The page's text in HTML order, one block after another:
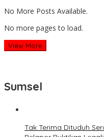
No More Posts Available.
No more pages to load.
View More
Sumsel
Tak Terima Dituduh